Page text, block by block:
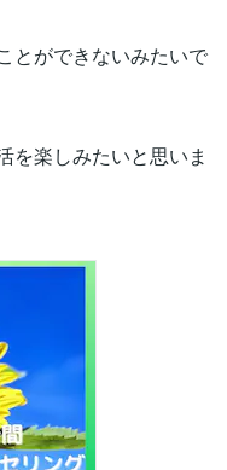
とができないみたいで
を楽しみたいと思いま